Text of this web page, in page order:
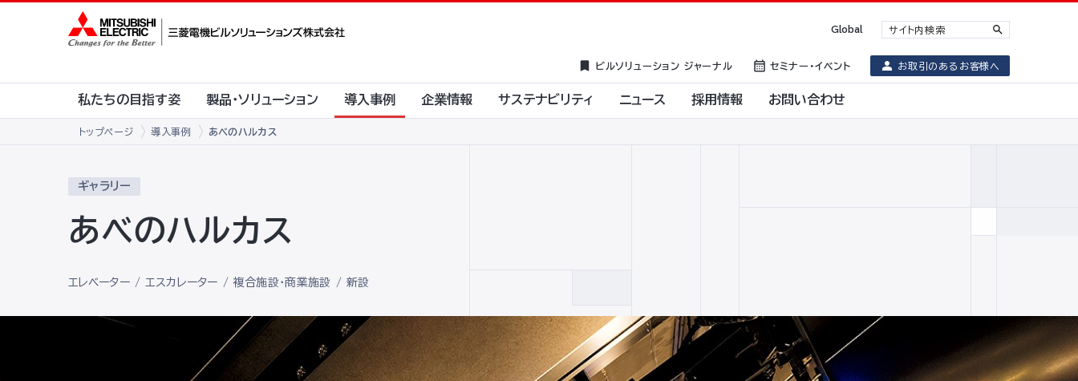
Global
ビルソリューション ジャーナル セミナー・イベント お取引のあるお客様へ
私たちの目指す姿 製品・ソリューション 導入事例 企業情報 サステナビリティ ニュース 採用情報 お問い合わせ
トップページ 導入事例 あべのハルカス
ギャラリー
あべのハルカス
エレベーター エスカレーター 複合施設・商業施設 新設